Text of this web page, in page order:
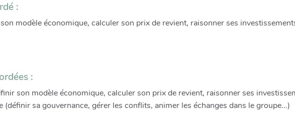
:
modèle économique, calculer son prix de revient, raisonner ses
:
son modèle économique, calculer son prix de revient, raisonner ses
(définir sa gouvernance, gérer les conflits, animer les échanges dans le groupe...)